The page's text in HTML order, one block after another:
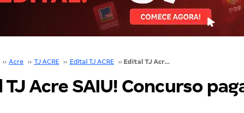
›› Acre ›› TJ ACRE ›› Edital TJ ACRE ›› Edital TJ Acre SAIU! Concurso paga R$ 7,5 mil
Acre SAIU! Concurso